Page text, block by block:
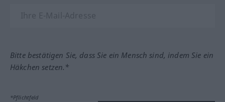
Bitte bestätigen Sie, dass Sie ein Mensch sind, indem Sie ein
Häkchen setzen.*
*Pflichtfeld